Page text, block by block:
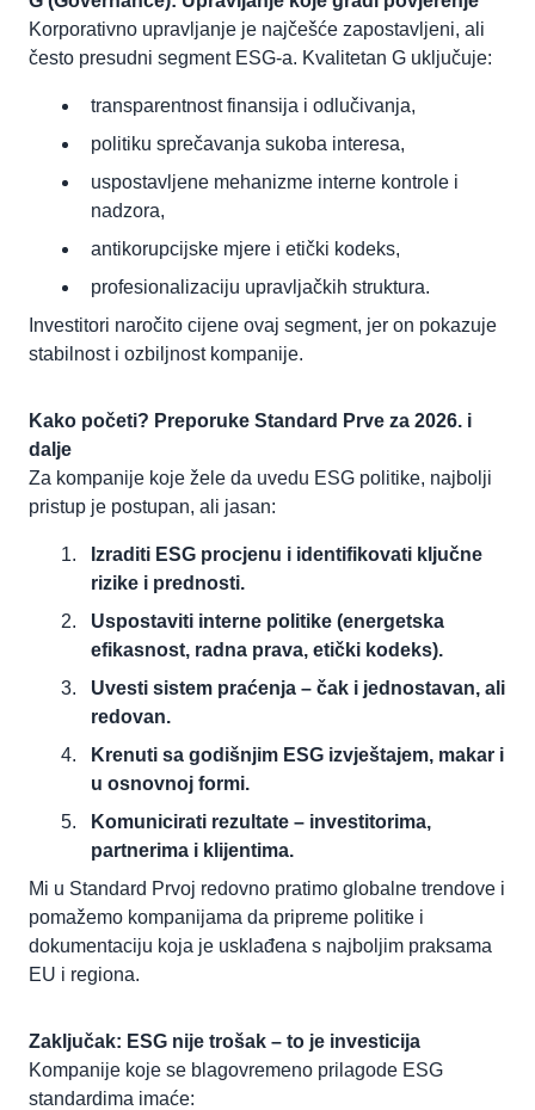
Korporativno upravljanje je najčešće zapostavljeni, ali
često presudni segment ESG-a. Kvalitetan G uključuje:
transparentnost finansija i odlučivanja,
politiku sprečavanja sukoba interesa,
uspostavljene mehanizme interne kontrole i
nadzora,
antikorupcijske mjere i etički kodeks,
profesionalizaciju upravljačkih struktura.
Investitori naročito cijene ovaj segment, jer on pokazuje
stabilnost i ozbiljnost kompanije.
Kako početi? Preporuke Standard Prve za 2026. i
dalje
Za kompanije koje žele da uvedu ESG politike, najbolji
pristup je postupan, ali jasan:
Izraditi ESG procjenu i identifikovati ključne
rizike i prednosti.
Uspostaviti interne politike (energetska
efikasnost, radna prava, etički kodeks).
Uvesti sistem praćenja – čak i jednostavan, ali
redovan.
Krenuti sa godišnjim ESG izvještajem, makar i
u osnovnoj formi.
Komunicirati rezultate – investitorima,
partnerima i klijentima.
Mi u Standard Prvoj redovno pratimo globalne trendove i
pomažemo kompanijama da pripreme politike i
dokumentaciju koja je usklađena s najboljim praksama
EU i regiona.
Zaključak: ESG nije trošak – to je investicija
Kompanije koje se blagovremeno prilagode ESG
standardima imaće: